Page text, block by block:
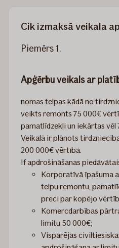
Cik izmaksā veikala
Piemērs 1.
Apģērbu veikals ar
nomas telpas kādā no
veikts remonts 75 000€
pamatlīdzekļi un iekārtas vēl
Veikalā ir plānots
200 000€ vērtībā.
If apdrošināšanas
Korporatīvā īpašuma
telpu remontu,
preci par kopējo
Komercdarbības
limitu 50 000€;
Vispārējās